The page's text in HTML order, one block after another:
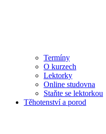
Termíny
O kurzech
Lektorky
Online studovna
Staňte se lektorkou
Těhotenství a porod